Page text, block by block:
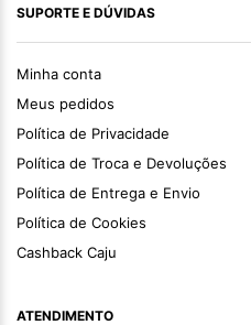
SUPORTE E DÚVIDAS
Minha conta
Meus pedidos
Política de Privacidade
Política de Troca e Devoluções
Política de Entrega e Envio
Política de Cookies
Cashback Caju
ATENDIMENTO